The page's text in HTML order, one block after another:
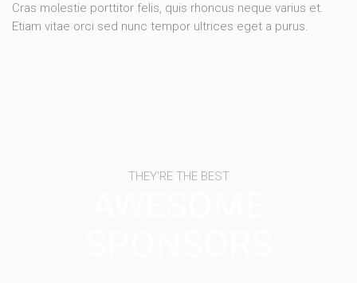
Cras molestie porttitor felis, quis rhoncus neque varius et.
Etiam vitae orci sed nunc tempor ultrices eget a purus.
THEY'RE THE BEST